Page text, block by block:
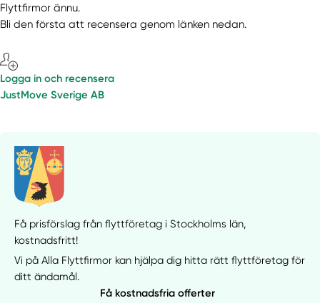
Flyttfirmor ännu.
Bli den första att recensera genom länken nedan.
Logga in och recensera
JustMove Sverige AB
Få prisförslag från flyttföretag i Stockholms län,
kostnadsfritt!
Vi på Alla Flyttfirmor kan hjälpa dig hitta rätt flyttföretag för
ditt ändamål.
Få kostnadsfria offerter